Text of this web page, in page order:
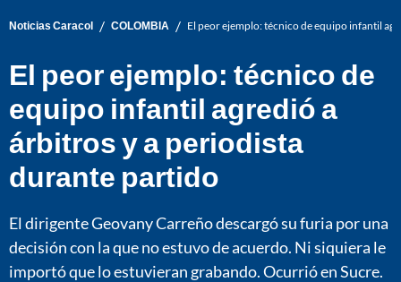
Noticias Caracol / COLOMBIA / El peor ejemplo: técnico de equipo infantil
El peor ejemplo: técnico de
equipo infantil agredió a
árbitros y a periodista
durante partido
El dirigente Geovany Carreño descargó su furia por una
decisión con la que no estuvo de acuerdo. Ni siquiera le
importó que lo estuvieran grabando. Ocurrió en Sucre.